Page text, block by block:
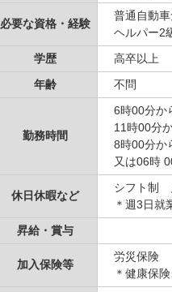
必要な資格・経験
普通自動車
ヘルパー2
学歴
高卒以上
年齢
不問
勤務時間
6時00分か
11時00分
8時00分か
又は06時
休日休暇など
シフト制
＊週3日就
昇給・賞与
加入保険等
労災保険
＊健康保